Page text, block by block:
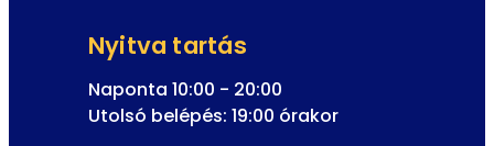
Nyitva tartás
Naponta 10:00 - 20:00
Utolsó belépés: 19:00 órakor